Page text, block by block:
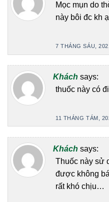
Mọc mụn do
này bôi đc kh ạ
7 THÁNG SÁU,
Khách says:
thuốc này có
11 THÁNG TÁM,
Khách says:
Thuốc này sử
được không
rất khó chịu…